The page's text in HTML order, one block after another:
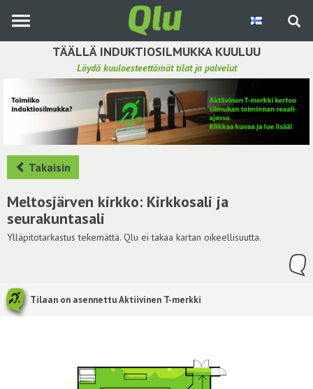
pääsisältöön
TÄÄLLÄ INDUKTIOSILMUKKA KUULUU
Löydä kuuloesteettömät tilat ja palvelut
Etsi induktiosilmukka
Tee ehdotus ja vaikuta kuulemiskokemukseen
Hae ehdotuksia
Käyttöohje
Yhteydenottopyyntö
Takaisin
Meltosjärven kirkko: Kirkkosali ja
seurakuntasali
Ylläpitotarkastus tekemättä. Qlu ei takaa kartan oikeellisuutta.
Tilaan on asennettu Aktiivinen T-merkki